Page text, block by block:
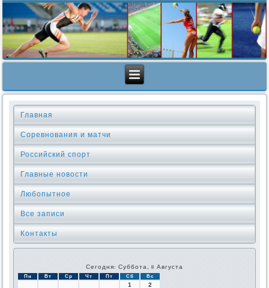
Главная
Соревнования и матчи
Российский спорт
Главные новости
Любопытное
Все записи
Контакты
Сегодня: Суббота, 8 Августа
Пн Вт Ср Чт Пт Сб Вс
1
2